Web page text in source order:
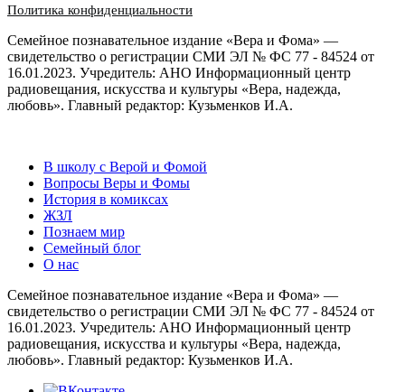
Политика конфиденциальности
Семейное познавательное издание «Вера и Фома» —
свидетельство о регистрации СМИ ЭЛ № ФС 77 - 84524 от
16.01.2023. Учредитель: АНО Информационный центр
радиовещания, искусства и культуры «Вера, надежда,
любовь». Главный редактор: Кузьменков И.А.
В школу с Верой и Фомой
Вопросы Веры и Фомы
История в комиксах
ЖЗЛ
Познаем мир
Семейный блог
О нас
Семейное познавательное издание «Вера и Фома» —
свидетельство о регистрации СМИ ЭЛ № ФС 77 - 84524 от
16.01.2023. Учредитель: АНО Информационный центр
радиовещания, искусства и культуры «Вера, надежда,
любовь». Главный редактор: Кузьменков И.А.